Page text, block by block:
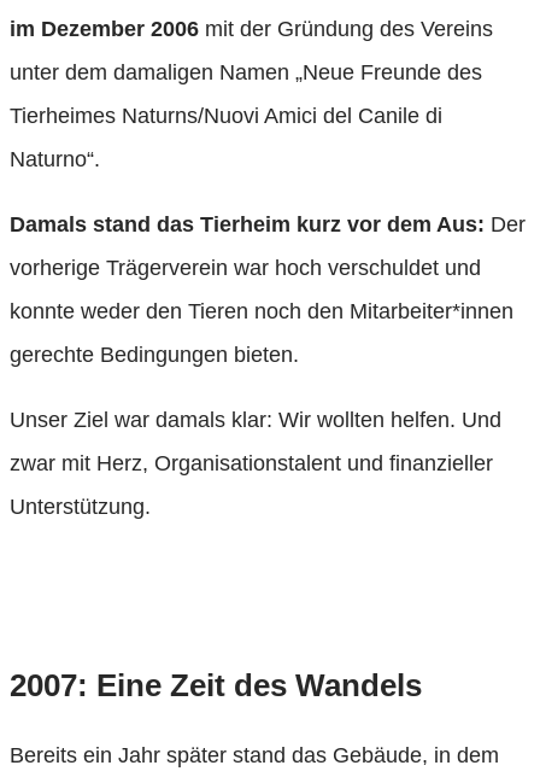
im Dezember 2006 mit der Gründung des Vereins
unter dem damaligen Namen „Neue Freunde des
Tierheimes Naturns/Nuovi Amici del Canile di
Naturno“.
Damals stand das Tierheim kurz vor dem Aus: Der
vorherige Trägerverein war hoch verschuldet und
konnte weder den Tieren noch den Mitarbeiter*innen
gerechte Bedingungen bieten.
Unser Ziel war damals klar: Wir wollten helfen. Und
zwar mit Herz, Organisationstalent und finanzieller
Unterstützung.
2007: Eine Zeit des Wandels
Bereits ein Jahr später stand das Gebäude, in dem